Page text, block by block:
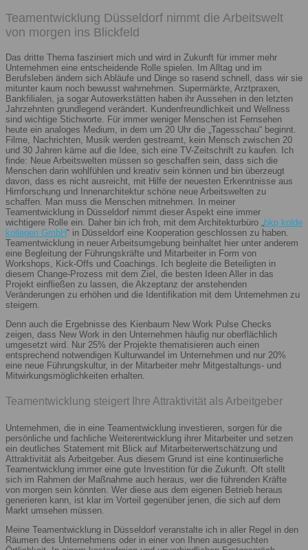
Teamentwicklung Düsseldorf nimmt die Arbeitswelt
von morgen ins Blickfeld
Das dritte Thema fasziniert mich und wird in Zukunft für immer mehr
Unternehmen eine entscheidende Rolle spielen. Im Alltag und im
Berufsleben ändern sich Abläufe und Dinge so rasend schnell, dass wir sie
mitunter kaum noch bewusst wahrnehmen. Supermärkte, Arztpraxen,
Bankfilialen, ja sogar Autowerkstätten haben ihr Aussehen in den letzten
Jahrzehnten grundlegend verändert. Kundenfreundlichkeit und Wellness
sind wichtige Stichworte. Für immer weniger Menschen ist Fernsehen
heute ein analoges Medium, in dem um 20 Uhr die „Tagesschau“ beginnt.
Filme, Nachrichten, Musik werden gestreamt, kein Mensch zwischen 20
und 30 Jahren käme auf die Idee, sich eine TV-Zeitschrift zu kaufen. Ich
finde: Neue Arbeitswelten müssen so geschaffen sein, dass sich die
Menschen darin wohlfühlen und kreativ sein können und bin überzeugt
davon, dass es nicht ausreicht, mit Hilfe der neuesten Erkenntnisse aus
Hirnforschung und Innenarchitektur schöne neue Arbeitswelten zu
schaffen. Man muss die Menschen mitnehmen. In meiner
Teamentwicklung in Düsseldorf nimmt dieser Aspekt eine immer
wichtigere Rolle ein. Daher bin ich froh, mit dem Architekturbüro „bkp kolde
kollegen GmbH“ in Düsseldorf eine Kooperation geschlossen zu haben.
Teamentwicklung in neuer Arbeitsumgebung beinhaltet hier unter anderem
eine Begleitung der Führungskräfte und Mitarbeiter in Form von
Workshops, Kick-Offs und Coachings. Ich begleite die Beteiligten in
diesem Change-Prozess mit dem Ziel, die besten Ideen Aller in das
Projekt einfließen zu lassen, die Akzeptanz der anstehenden
Veränderungen zu erhöhen und die Identifikation mit dem Unternehmen zu
steigern.
Denn auch die Ergebnisse des Kienbaum New Work Pulse Checks
zeigen, dass New Work in den Unternehmen häufig nur oberflächlich
umgesetzt wird. Nur 25% der Projekte thematisieren auch einen
entsprechend notwendigen Kulturwandel im Unternehmen und nur 20%
eine neue Führungskultur, in der Mitarbeiter mehr Mitgestaltungs- und
Mitwirkungsmöglichkeiten erhalten.
Teamentwicklung steigert Ihre Attraktivität als Arbeitgeber
Unternehmen, die in eine Teamentwicklung investieren, sorgen für die
persönliche und fachliche Weiterentwicklung ihrer Mitarbeiter und setzen
ein deutliches Statement mit Blick auf Mitarbeiterwertschätzung und
Attraktivität als Arbeitgeber. Aus diesem Grund ist eine kontinuierliche
Teamentwicklung immer eine gute Investition für die Zukunft. Oft stellt
sich im Rahmen der Maßnahme auch heraus, wer die führenden Kräfte
von morgen sein könnten. Wer diese aus dem eigenen Betrieb heraus
generieren kann, ist klar im Vorteil gegenüber jenen, die sich auf dem
Markt umsehen müssen.
Meine Teamentwicklung in Düsseldorf veranstalte ich in aller Regel in den
Räumen des Unternehmens oder in einer von Ihnen ausgesuchten